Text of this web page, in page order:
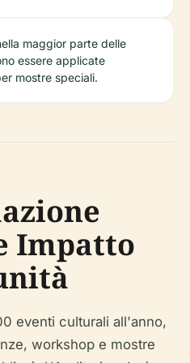
maggior parte delle
essere applicate
mostre speciali.
Impatto
eventi culturali all'anno,
workshop e mostre